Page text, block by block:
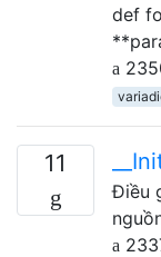
def
11
Điều